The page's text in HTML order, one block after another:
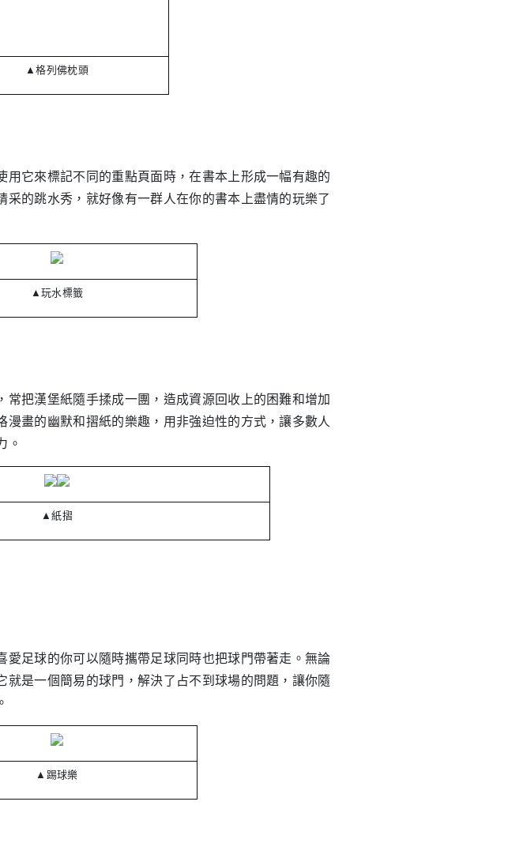
▲格列佛枕頭
它來標記不同的重點頁面時，在書本上形成一幅有趣的
的跳水秀，就好像有一群人在你的書本上盡情的玩樂了
▲玩水標籤
把漢堡紙隨手揉成一團，造成資源回收上的困難和增加
畫的幽默和摺紙的樂趣，用非強迫性的方式，讓多數人
。
▲紙摺
足球的你可以隨時攜帶足球同時也把球門帶著走。無論
是一個簡易的球門，解決了占不到球場的問題，讓你隨
▲ 踢球樂